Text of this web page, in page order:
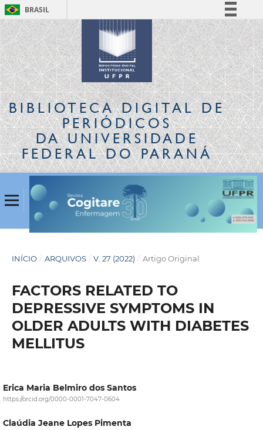
BRASIL
Simplifique!
Comunica BR
Participe
Acesso à informação
Legislação
Canais
BIBLIOTECA DIGITALDE
PERIÓDICOS
DA UNIVERSIDADE
FEDERAL DO PARANÁ
INÍCIO / ARQUIVOS / V. 27 (2022) / Artigo Original
FACTORS RELATED TO
DEPRESSIVE SYMPTOMS IN
OLDER ADULTS WITH DIABETES
MELLITUS
Erica Maria Belmiro dos Santos
https://orcid.org/0000-0001-7047-0604
Claúdia Jeane Lopes Pimenta